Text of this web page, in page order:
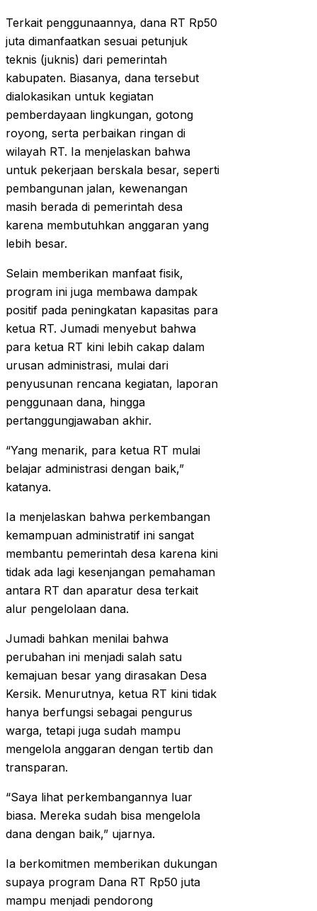
Terkait penggunaannya, dana RT Rp50
juta dimanfaatkan sesuai petunjuk
teknis (juknis) dari pemerintah
kabupaten. Biasanya, dana tersebut
dialokasikan untuk kegiatan
pemberdayaan lingkungan, gotong
royong, serta perbaikan ringan di
wilayah RT. Ia menjelaskan bahwa
untuk pekerjaan berskala besar, seperti
pembangunan jalan, kewenangan
masih berada di pemerintah desa
karena membutuhkan anggaran yang
lebih besar.
Selain memberikan manfaat fisik,
program ini juga membawa dampak
positif pada peningkatan kapasitas para
ketua RT. Jumadi menyebut bahwa
para ketua RT kini lebih cakap dalam
urusan administrasi, mulai dari
penyusunan rencana kegiatan, laporan
penggunaan dana, hingga
pertanggungjawaban akhir.
“Yang menarik, para ketua RT mulai
belajar administrasi dengan baik,”
katanya.
Ia menjelaskan bahwa perkembangan
kemampuan administratif ini sangat
membantu pemerintah desa karena kini
tidak ada lagi kesenjangan pemahaman
antara RT dan aparatur desa terkait
alur pengelolaan dana.
Jumadi bahkan menilai bahwa
perubahan ini menjadi salah satu
kemajuan besar yang dirasakan Desa
Kersik. Menurutnya, ketua RT kini tidak
hanya berfungsi sebagai pengurus
warga, tetapi juga sudah mampu
mengelola anggaran dengan tertib dan
transparan.
“Saya lihat perkembangannya luar
biasa. Mereka sudah bisa mengelola
dana dengan baik,” ujarnya.
Ia berkomitmen memberikan dukungan
supaya program Dana RT Rp50 juta
mampu menjadi pendorong